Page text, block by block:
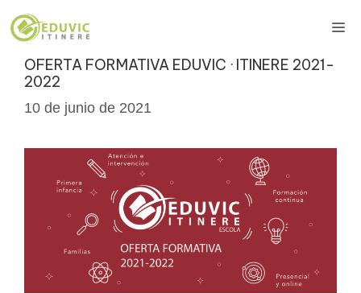
Saltar
OFERTA FORMATIVA EDUVIC · ITINERE 2021-
2022
10 de junio de 2021